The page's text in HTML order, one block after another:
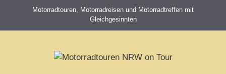
springen
Motorradtouren, Motorradreisen und Motorradtreffen mit
Gleichgesinnten